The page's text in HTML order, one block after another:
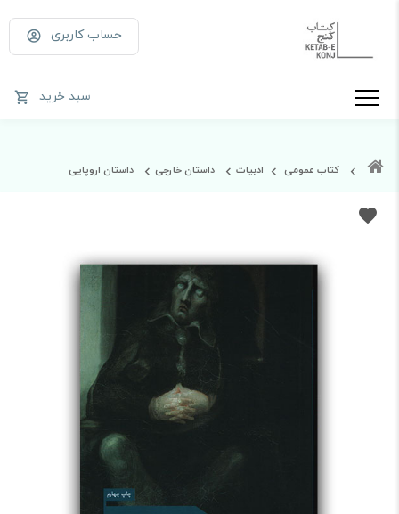
حساب کاربری
سبد خرید
کتاب عمومی ادبیات داستان خارجی داستان اروپایی